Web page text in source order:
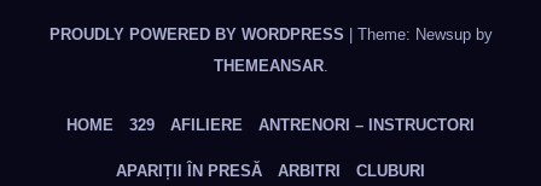
PROUDLY POWERED BY WORDPRESS
Theme: Newsup by
THEMEANSAR.
HOME 329 AFILIERE ANTRENORI – INSTRUCTORI
APARIȚII ÎN PRESĂ ARBITRI CLUBURI